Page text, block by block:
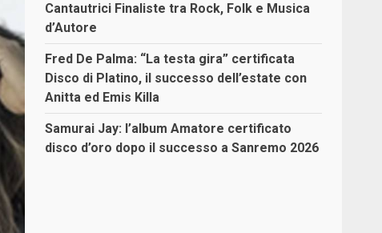
Cantautrici Finaliste tra Rock, Folk e Musica
d’Autore
Fred De Palma: “La testa gira” certificata
Disco di Platino, il successo dell’estate con
Anitta ed Emis Killa
Samurai Jay: l’album Amatore certificato
disco d’oro dopo il successo a Sanremo 2026